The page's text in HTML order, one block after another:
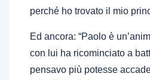
perché ho trovato il mio
Ed ancora: “Paolo è
con lui ha ricominciato a
pensavo più potesse